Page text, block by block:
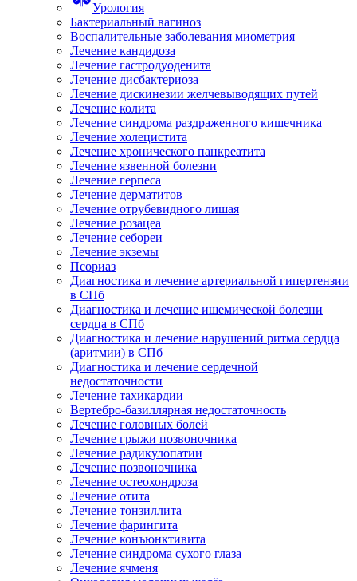
Урология
Бактериальный вагиноз
Воспалительные заболевания миометрия
Лечение кандидоза
Лечение гастродуоденита
Лечение дисбактериоза
Лечение дискинезии желчевыводящих путей
Лечение колита
Лечение синдрома раздраженного кишечника
Лечение холецистита
Лечение хронического панкреатита
Лечение язвенной болезни
Лечение герпеса
Лечение дерматитов
Лечение отрубевидного лишая
Лечение розацеа
Лечение себореи
Лечение экземы
Псориаз
Диагностика и лечение артериальной гипертензии
в СПб
Диагностика и лечение ишемической болезни
сердца в СПб
Диагностика и лечение нарушений ритма сердца
(аритмии) в СПб
Диагностика и лечение сердечной
недостаточности
Лечение тахикардии
Вертебро-базиллярная недостаточность
Лечение головных болей
Лечение грыжи позвоночника
Лечение радикулопатии
Лечение позвоночника
Лечение остеохондроза
Лечение отита
Лечение тонзиллита
Лечение фарингита
Лечение конъюнктивита
Лечение синдрома сухого глаза
Лечение ячменя